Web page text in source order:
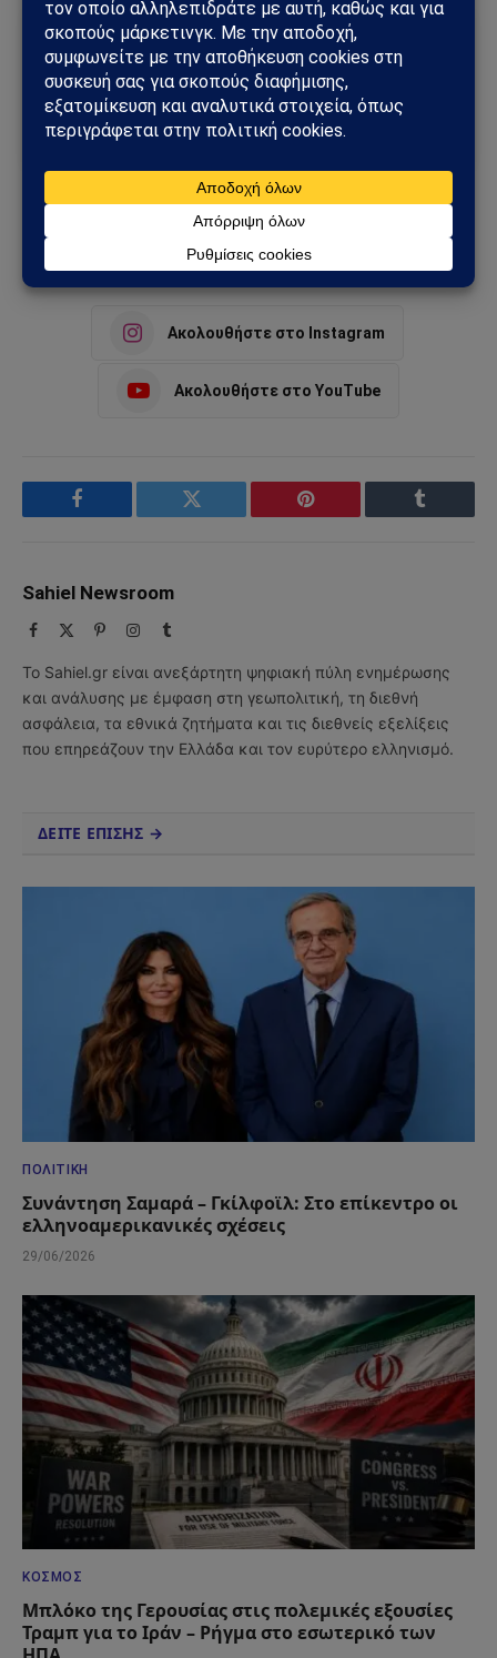
Ακολούθησε το Sahiel στο Google News
Πρόσθεσε το Sahiel ως προτιμώμενη πηγή για να λαμβάνεις
πρώτος τις σημαντικότερες ειδήσεις και αναλύσεις.
Add as a preferred source
ανεμβολίαστους
Ακολουθήστε στο Instagram
Ακολουθήστε στο YouTube
Facebook Twitter Pinterest Tumblr
Sahiel Newsroom
Facebook PinterestInstagram
Tumblr
Το Sahiel.gr είναι ανεξάρτητη ψηφιακή πύλη ενημέρωσης
και ανάλυσης με έμφαση στη γεωπολιτική, τη διεθνή
ασφάλεια, τα εθνικά ζητήματα και τις διεθνείς εξελίξεις
που επηρεάζουν την Ελλάδα και τον ευρύτερο ελληνισμό.
ΔΕΙΤΕ ΕΠΙΣΗΣ →
ΠΟΛΙΤΙΚΉ
Συνάντηση Σαμαρά – Γκίλφοϊλ: Στο επίκεντρο οι
ελληνοαμερικανικές σχέσεις
29/06/2026
ΚΌΣΜΟΣ
Μπλόκο της Γερουσίας στις πολεμικές εξουσίες
Τραμπ για το Ιράν – Ρήγμα στο εσωτερικό των